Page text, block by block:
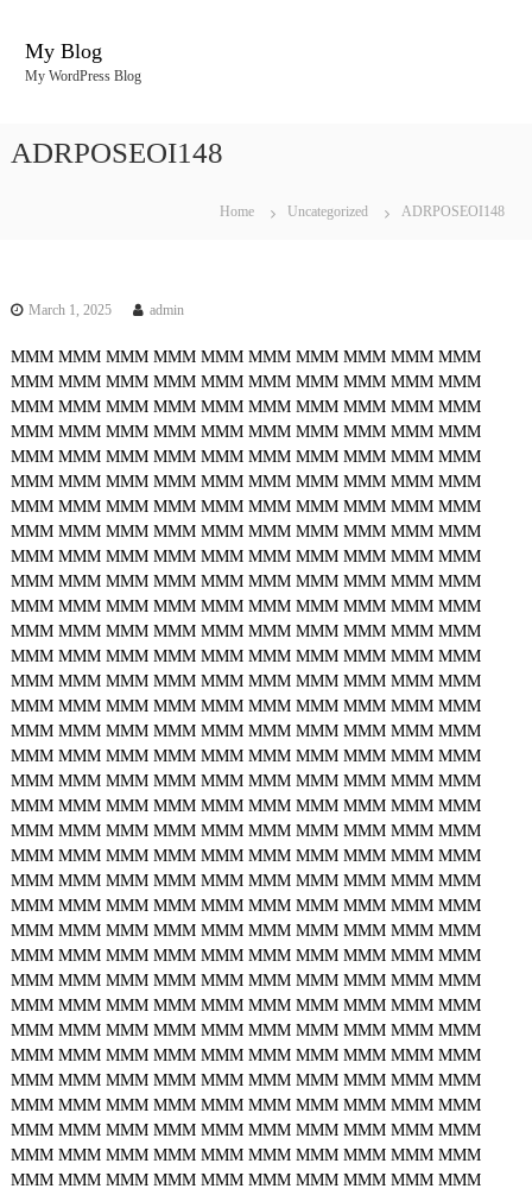
My Blog
My WordPress Blog
ADRPOSEOI148
Home Uncategorized ADRPOSEOI148
March 1, 2025 admin
MMM MMM MMM MMM MMM MMM MMM MMM MMM MMM
MMM MMM MMM MMM MMM MMM MMM MMM MMM MMM
MMM MMM MMM MMM MMM MMM MMM MMM MMM MMM
MMM MMM MMM MMM MMM MMM MMM MMM MMM MMM
MMM MMM MMM MMM MMM MMM MMM MMM MMM MMM
MMM MMM MMM MMM MMM MMM MMM MMM MMM MMM
MMM MMM MMM MMM MMM MMM MMM MMM MMM MMM
MMM MMM MMM MMM MMM MMM MMM MMM MMM MMM
MMM MMM MMM MMM MMM MMM MMM MMM MMM MMM
MMM MMM MMM MMM MMM MMM MMM MMM MMM MMM
MMM MMM MMM MMM MMM MMM MMM MMM MMM MMM
MMM MMM MMM MMM MMM MMM MMM MMM MMM MMM
MMM MMM MMM MMM MMM MMM MMM MMM MMM MMM
MMM MMM MMM MMM MMM MMM MMM MMM MMM MMM
MMM MMM MMM MMM MMM MMM MMM MMM MMM MMM
MMM MMM MMM MMM MMM MMM MMM MMM MMM MMM
MMM MMM MMM MMM MMM MMM MMM MMM MMM MMM
MMM MMM MMM MMM MMM MMM MMM MMM MMM MMM
MMM MMM MMM MMM MMM MMM MMM MMM MMM MMM
MMM MMM MMM MMM MMM MMM MMM MMM MMM MMM
MMM MMM MMM MMM MMM MMM MMM MMM MMM MMM
MMM MMM MMM MMM MMM MMM MMM MMM MMM MMM
MMM MMM MMM MMM MMM MMM MMM MMM MMM MMM
MMM MMM MMM MMM MMM MMM MMM MMM MMM MMM
MMM MMM MMM MMM MMM MMM MMM MMM MMM MMM
MMM MMM MMM MMM MMM MMM MMM MMM MMM MMM
MMM MMM MMM MMM MMM MMM MMM MMM MMM MMM
MMM MMM MMM MMM MMM MMM MMM MMM MMM MMM
MMM MMM MMM MMM MMM MMM MMM MMM MMM MMM
MMM MMM MMM MMM MMM MMM MMM MMM MMM MMM
MMM MMM MMM MMM MMM MMM MMM MMM MMM MMM
MMM MMM MMM MMM MMM MMM MMM MMM MMM MMM
MMM MMM MMM MMM MMM MMM MMM MMM MMM MMM
MMM MMM MMM MMM MMM MMM MMM MMM MMM MMM